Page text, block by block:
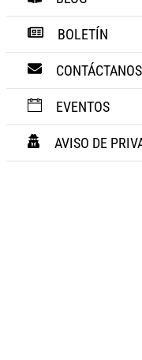
BOLETÍN
CONTÁCTANOS
EVENTOS
AVISO DE